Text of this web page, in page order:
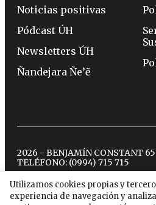
Utilizamos cookies propias y
experiencia de navegación y
Noticias positivas
Pódcast ÚH
Newsletters ÚH
Ñandejara Ñe’ẽ
2026 - BENJAMÍN CONSTANT
TELÉFONO: (0994) 715 715